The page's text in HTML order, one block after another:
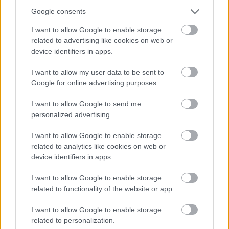
Google consents
I want to allow Google to enable storage
related to advertising like cookies on web or
device identifiers in apps.
I want to allow my user data to be sent to
Google for online advertising purposes.
I want to allow Google to send me
personalized advertising.
I want to allow Google to enable storage
related to analytics like cookies on web or
device identifiers in apps.
I want to allow Google to enable storage
related to functionality of the website or app.
I want to allow Google to enable storage
related to personalization.
Full υβριδική γκάμα
Το νέο Arkana διατίθεται με τον full υβριδικό κινητήρα E-
TECH Hybrid των 145 ίππων, καθώς και με τον